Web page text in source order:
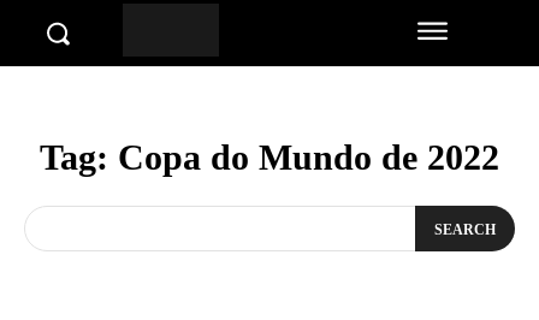
Tag: Copa do Mundo de 2022
SEARCH